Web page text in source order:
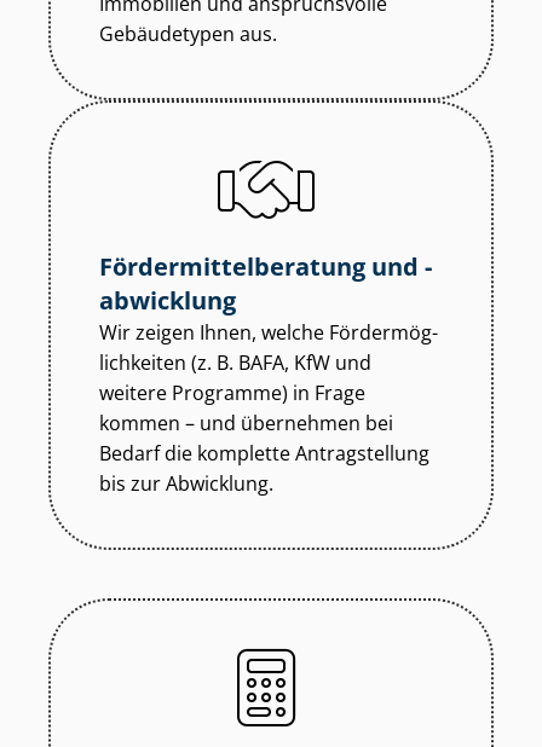
Gebäudetypen aus.
För­der­mit­tel­be­ra­tung und -
abwicklung
Wir zeigen Ihnen, welche För­der­mög­
lich­kei­ten (z. B. BAFA, KfW und
weitere Programme) in Frage
kommen – und übernehmen bei
Bedarf die komplette Antragstellung
bis zur Abwicklung.